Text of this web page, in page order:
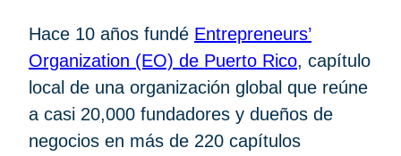
Hace 10 años fundé Entrepreneurs’
Organization (EO) de Puerto Rico, capítulo
local de una organización global que reúne
a casi 20,000 fundadores y dueños de
negocios en más de 220 capítulos